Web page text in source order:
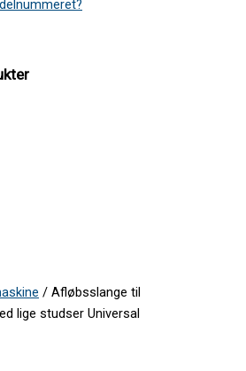
/ Afløbsslange til
lige studser Universal